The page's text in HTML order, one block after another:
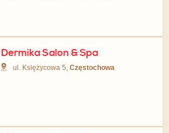
Dermika Salon & Spa
ul. Księżycowa 5,Częstochowa